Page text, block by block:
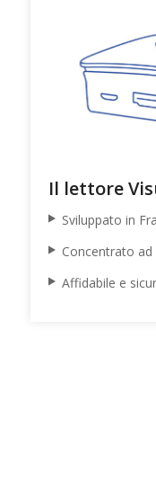
Il lettore
Sviluppato in
Concentrato
Affidabile e